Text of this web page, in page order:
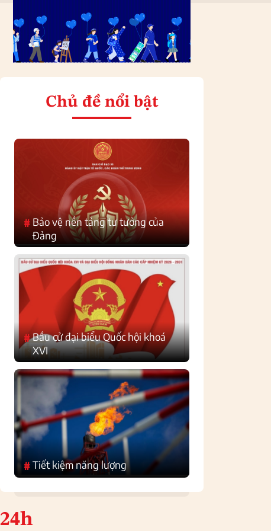
Chủ đề nổi bật
#Bảo vệ nền tảng tư tưởng của
Đảng
#Bầu cử đại biểu Quốc hội khoá
XVI
#Tiết kiệm năng lượng
24h